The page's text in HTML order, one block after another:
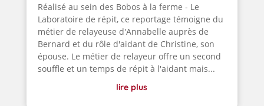
Réalisé au sein des Bobos à la ferme - Le
Laboratoire de répit, ce reportage témoigne du
métier de relayeuse d'Annabelle auprès de
Bernard et du rôle d'aidant de Christine, son
épouse. Le métier de relayeur offre un second
souffle et un temps de répit à l'aidant mais...
lire plus